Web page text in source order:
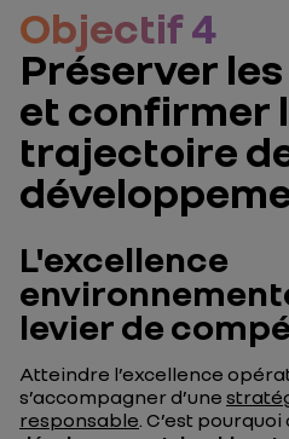
Objectif 4
Préserver
et confirmer
trajectoire
L'excellence
levier de
Atteindre l’excellence
s’accompagner d’une
responsable. C’est